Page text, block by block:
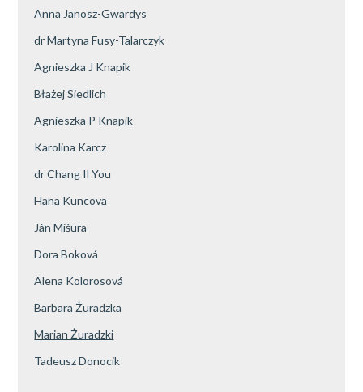
Anna Janosz-Gwardys
dr Martyna Fusy-Talarczyk
Agnieszka J Knapik
Błażej Siedlich
Agnieszka P Knapik
Karolina Karcz
dr Chang Il You
Hana Kuncova
Ján Mišura
Dora Boková
Alena Kolorosová
Barbara Żuradzka
Marian Żuradzki
Tadeusz Donocik